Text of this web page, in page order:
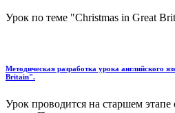
Урок по теме "Christmas in Great
Методическая разработка урока английского
Britain".
Урок проводится на старшем этапе